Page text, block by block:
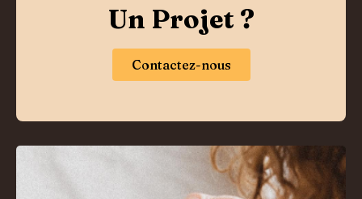
Un Projet ?
Contactez-nous